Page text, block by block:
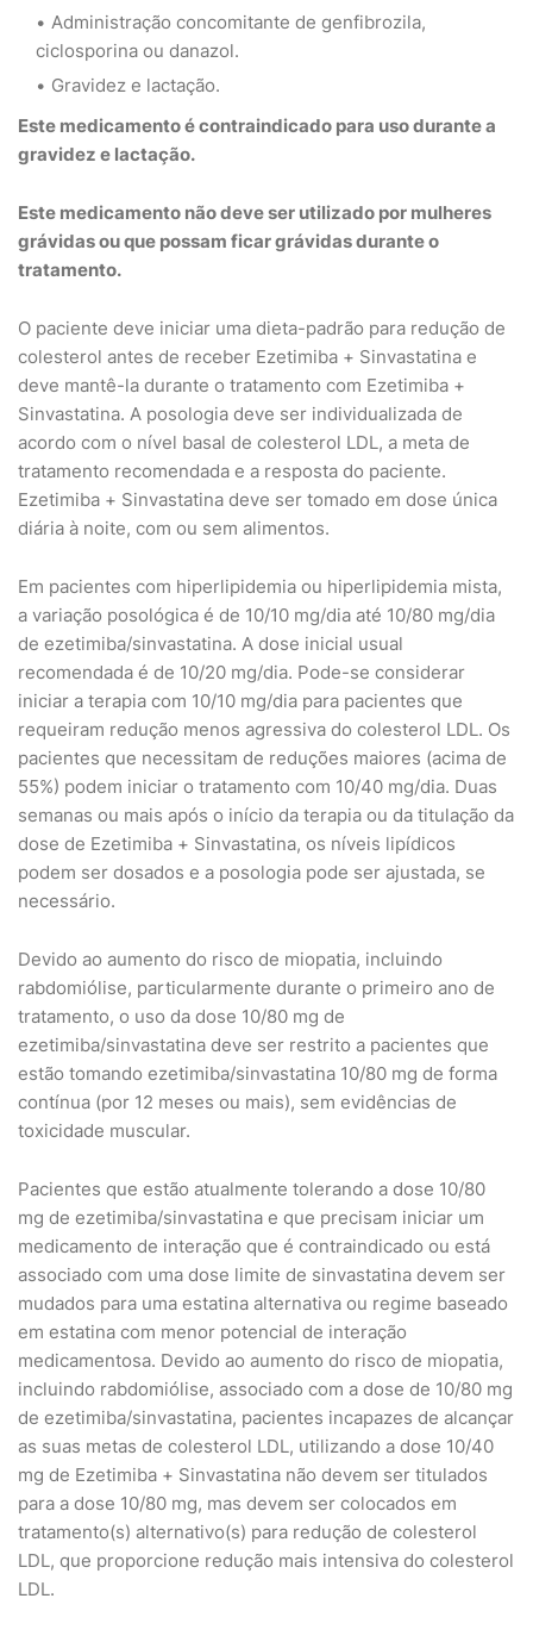
Administração concomitante de genfibrozila,
ciclosporina ou danazol.
Gravidez e lactação.
Este medicamento é contraindicado para uso durante a
gravidez e lactação.
Este medicamento não deve ser utilizado por mulheres
grávidas ou que possam ficar grávidas durante o
tratamento.
O paciente deve iniciar uma dieta-padrão para redução de
colesterol antes de receber Ezetimiba + Sinvastatina e
deve mantê-la durante o tratamento com Ezetimiba +
Sinvastatina. A posologia deve ser individualizada de
acordo com o nível basal de colesterol LDL, a meta de
tratamento recomendada e a resposta do paciente.
Ezetimiba + Sinvastatina deve ser tomado em dose única
diária à noite, com ou sem alimentos.
Em pacientes com hiperlipidemia ou hiperlipidemia mista,
a variação posológica é de 10/10 mg/dia até 10/80 mg/dia
de ezetimiba/sinvastatina. A dose inicial usual
recomendada é de 10/20 mg/dia. Pode-se considerar
iniciar a terapia com 10/10 mg/dia para pacientes que
requeiram redução menos agressiva do colesterol LDL. Os
pacientes que necessitam de reduções maiores (acima de
55%) podem iniciar o tratamento com 10/40 mg/dia. Duas
semanas ou mais após o início da terapia ou da titulação da
dose de Ezetimiba + Sinvastatina, os níveis lipídicos
podem ser dosados e a posologia pode ser ajustada, se
necessário.
Devido ao aumento do risco de miopatia, incluindo
rabdomiólise, particularmente durante o primeiro ano de
tratamento, o uso da dose 10/80 mg de
ezetimiba/sinvastatina deve ser restrito a pacientes que
estão tomando ezetimiba/sinvastatina 10/80 mg de forma
contínua (por 12 meses ou mais), sem evidências de
toxicidade muscular.
Pacientes que estão atualmente tolerando a dose 10/80
mg de ezetimiba/sinvastatina e que precisam iniciar um
medicamento de interação que é contraindicado ou está
associado com uma dose limite de sinvastatina devem ser
mudados para uma estatina alternativa ou regime baseado
em estatina com menor potencial de interação
medicamentosa. Devido ao aumento do risco de miopatia,
incluindo rabdomiólise, associado com a dose de 10/80 mg
de ezetimiba/sinvastatina, pacientes incapazes de alcançar
as suas metas de colesterol LDL, utilizando a dose 10/40
mg de Ezetimiba + Sinvastatina não devem ser titulados
para a dose 10/80 mg, mas devem ser colocados em
tratamento(s) alternativo(s) para redução de colesterol
LDL, que proporcione redução mais intensiva do colesterol
LDL.